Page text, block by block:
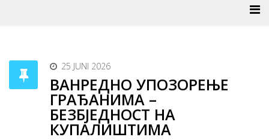
25 JUNI 2026
ВАНРЕДНО УПОЗОРЕЊЕ
ГРАЂАНИМА –
БЕЗБЈЕДНОСТ НА
КУПАЛИШТИМА